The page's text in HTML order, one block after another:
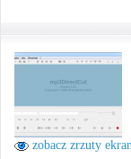
zobacz zrzuty